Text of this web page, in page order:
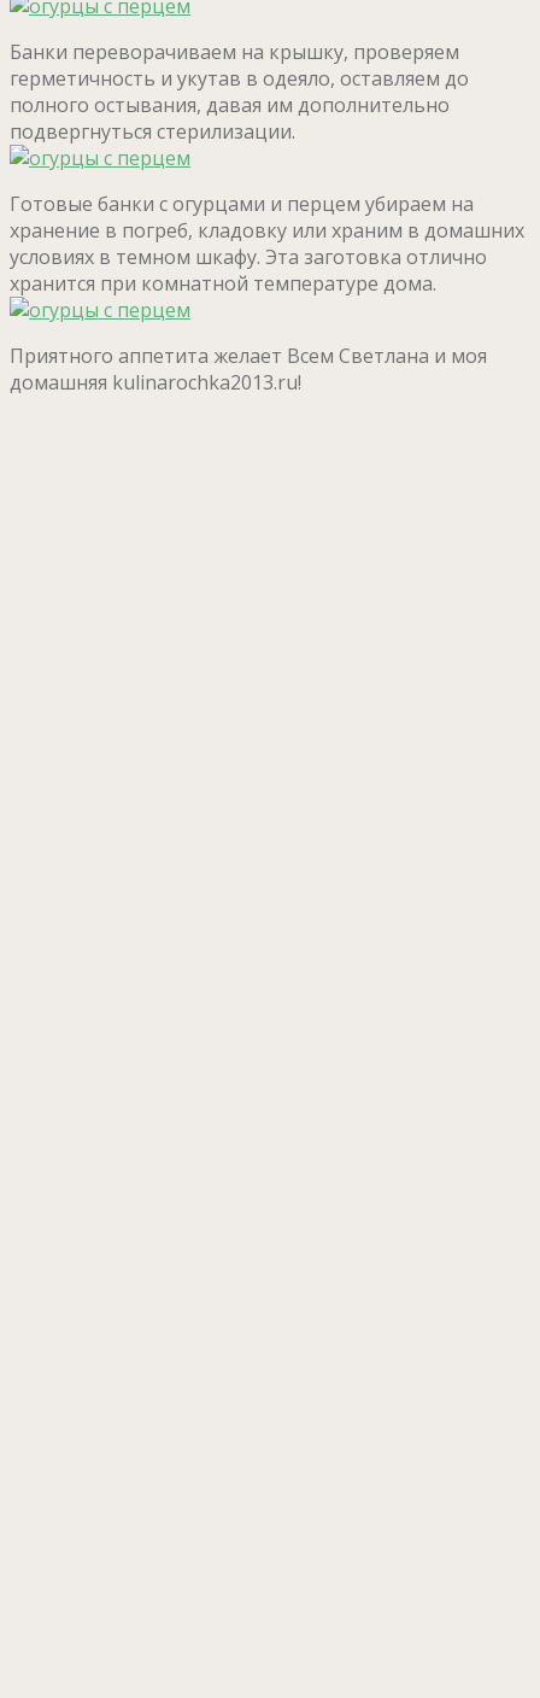
Банки переворачиваем на крышку, проверяем
герметичность и укутав в одеяло, оставляем до
полного остывания, давая им дополнительно
подвергнуться стерилизации.
Готовые банки с огурцами и перцем убираем на
хранение в погреб, кладовку или храним в домашних
условиях в темном шкафу. Эта заготовка отлично
хранится при комнатной температуре дома.
Приятного аппетита желает Всем Светлана и моя
домашняя kulinarochka2013.ru!